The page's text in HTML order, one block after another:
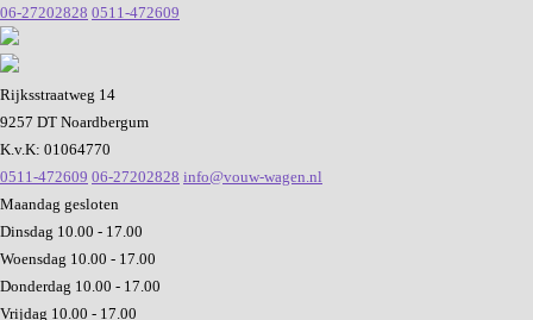
06-27202828 0511-472609
Rijksstraatweg 14
9257 DT Noardbergum
K.v.K: 01064770
0511-472609 06-27202828 info@vouw-wagen.nl
Maandag gesloten
Dinsdag 10.00 - 17.00
Woensdag 10.00 - 17.00
Donderdag 10.00 - 17.00
Vrijdag 10.00 - 17.00